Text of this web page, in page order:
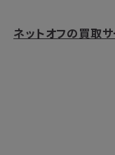
ネットオフの買取